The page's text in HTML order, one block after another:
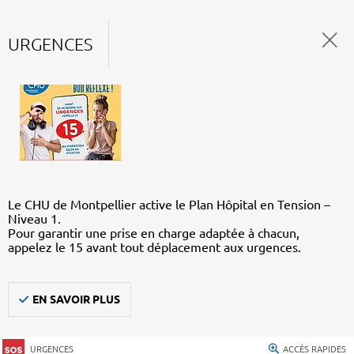
URGENCES
Le CHU de Montpellier active le Plan Hôpital en Tension –
Niveau 1.
Pour garantir une prise en charge adaptée à chacun,
appelez le 15 avant tout déplacement aux urgences.
EN SAVOIR PLUS
URGENCES ACCÈS RAPIDES